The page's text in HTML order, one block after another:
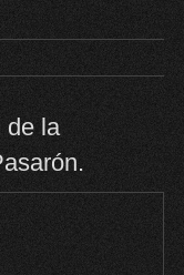
de la